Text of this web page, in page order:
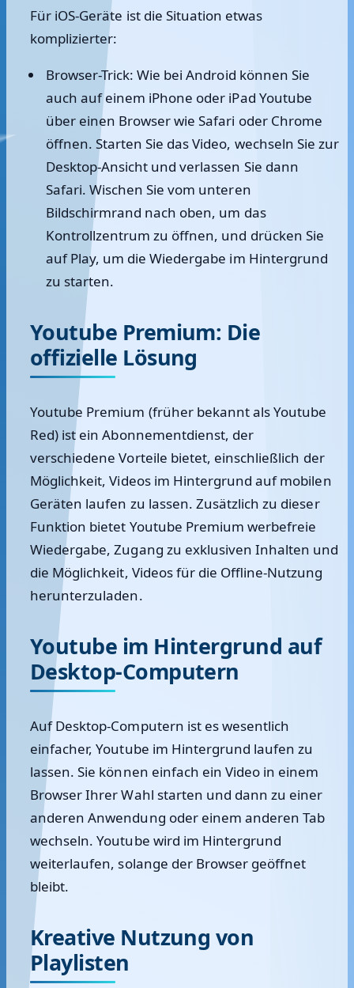
Für iOS-Geräte ist die Situation etwas
komplizierter:
Browser-Trick: Wie bei Android können Sie
auch auf einem iPhone oder iPad Youtube
über einen Browser wie Safari oder Chrome
öffnen. Starten Sie das Video, wechseln Sie zur
Desktop-Ansicht und verlassen Sie dann
Safari. Wischen Sie vom unteren
Bildschirmrand nach oben, um das
Kontrollzentrum zu öffnen, und drücken Sie
auf Play, um die Wiedergabe im Hintergrund
zu starten.
Youtube Premium: Die
offizielle Lösung
Youtube Premium (früher bekannt als Youtube
Red) ist ein Abonnementdienst, der
verschiedene Vorteile bietet, einschließlich der
Möglichkeit, Videos im Hintergrund auf mobilen
Geräten laufen zu lassen. Zusätzlich zu dieser
Funktion bietet Youtube Premium werbefreie
Wiedergabe, Zugang zu exklusiven Inhalten und
die Möglichkeit, Videos für die Offline-Nutzung
herunterzuladen.
Youtube im Hintergrund auf
Desktop-Computern
Auf Desktop-Computern ist es wesentlich
einfacher, Youtube im Hintergrund laufen zu
lassen. Sie können einfach ein Video in einem
Browser Ihrer Wahl starten und dann zu einer
anderen Anwendung oder einem anderen Tab
wechseln. Youtube wird im Hintergrund
weiterlaufen, solange der Browser geöffnet
bleibt.
Kreative Nutzung von
Playlisten